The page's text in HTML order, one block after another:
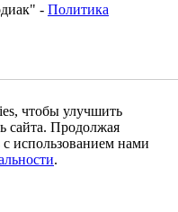
- Политика
чтобы улучшить
сайта. Продолжая
с использованием нами
.